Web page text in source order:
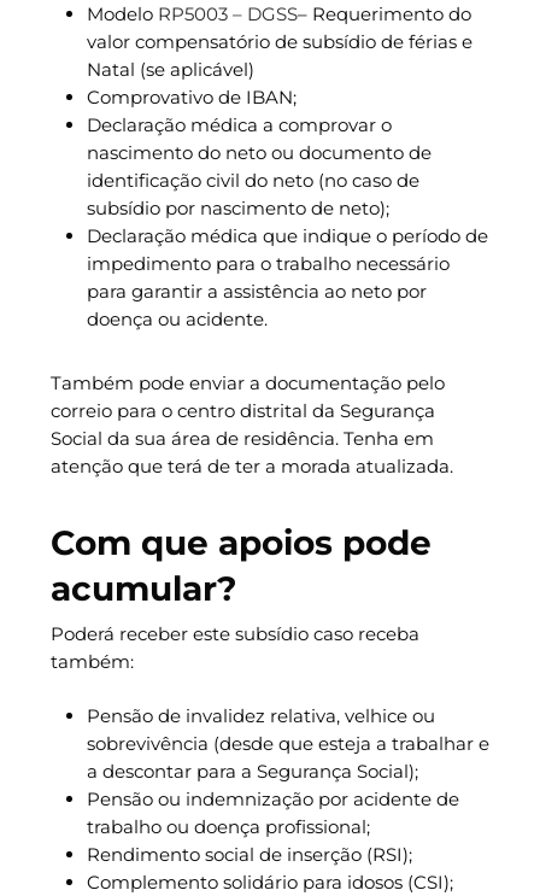
Modelo RP5003 – DGSS– Requerimento do
valor compensatório de subsídio de férias e
Natal (se aplicável)
Comprovativo de IBAN;
Declaração médica a comprovar o
nascimento do neto ou documento de
identificação civil do neto (no caso de
subsídio por nascimento de neto);
Declaração médica que indique o período de
impedimento para o trabalho necessário
para garantir a assistência ao neto por
doença ou acidente.
Também pode enviar a documentação pelo
correio para o centro distrital da Segurança
Social da sua área de residência. Tenha em
atenção que terá de ter a morada atualizada.
Com que apoios pode
acumular?
Poderá receber este subsídio caso receba
também:
Pensão de invalidez relativa, velhice ou
sobrevivência (desde que esteja a trabalhar e
a descontar para a Segurança Social);
Pensão ou indemnização por acidente de
trabalho ou doença profissional;
Rendimento social de inserção (RSI);
Complemento solidário para idosos (CSI);